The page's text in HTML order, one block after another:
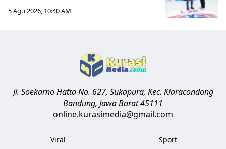
5 Agu 2026, 10:40 AM
Jl. Soekarno Hatta No. 627, Sukapura, Kec. Kiaracondong
Bandung, Jawa Barat45111
online.kurasimedia@gmail.com
Viral Sport